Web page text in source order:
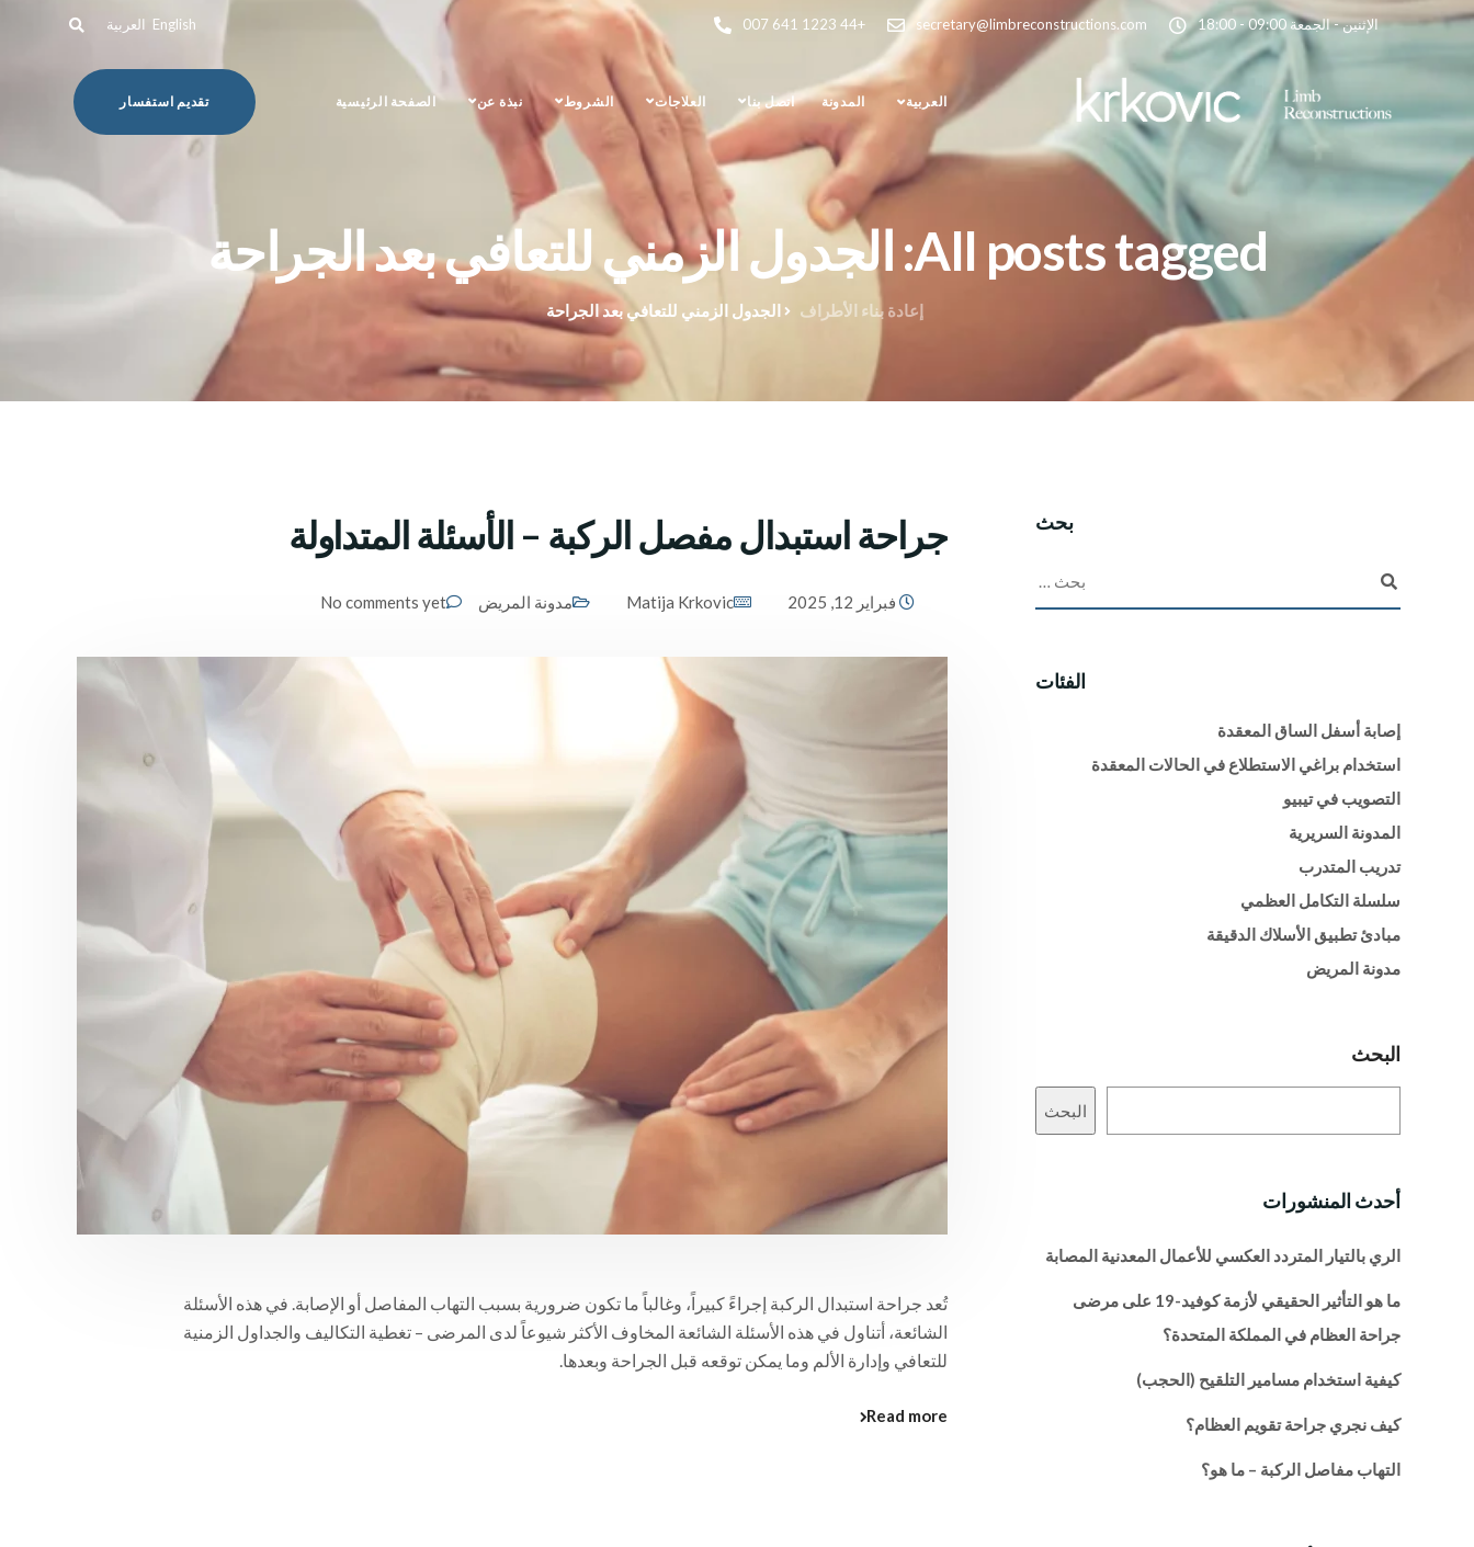
+44 1223 641 007 secretary@limbreconstructions.com الإثنين - الجمعة 09:00 - 18:00 العربية English
الصفحة الرئيسية نبذة عن الشروط العلاجات اتصل بنا المدونة العربية تقديم استفسار
All posts tagged: الجدول الزمني للتعافي بعد الجراحة
إعادة بناء الأطراف الجدول الزمني للتعافي بعد الجراحة
جراحة استبدال مفصل الركبة – الأسئلة المتداولة
فبراير 12, 2025 Matija Krkovic مدونة المريض No comments yet
تُعد جراحة استبدال الركبة إجراءً كبيراً، وغالباً ما تكون ضرورية بسبب التهاب المفاصل أو الإصابة. في هذه الأسئلة
الشائعة، أتناول في هذه الأسئلة الشائعة المخاوف الأكثر شيوعاً لدى المرضى – تغطية التكاليف والجداول الزمنية
للتعافي وإدارة الألم وما يمكن توقعه قبل الجراحة وبعدها.
Read more
بحث
الفئات
إصابة أسفل الساق المعقدة
استخدام براغي الاستطلاع في الحالات المعقدة
التصويب في تيبيو
المدونة السريرية
تدريب المتدرب
سلسلة التكامل العظمي
مبادئ تطبيق الأسلاك الدقيقة
مدونة المريض
البحث
البحث
أحدث المنشورات
الري بالتيار المتردد العكسي للأعمال المعدنية المصابة
ما هو التأثير الحقيقي لأزمة كوفيد-19 على مرضى
جراحة العظام في المملكة المتحدة؟
كيفية استخدام مسامير التلقيح (الحجب)
كيف نجري جراحة تقويم العظام؟
التهاب مفاصل الركبة – ما هو؟